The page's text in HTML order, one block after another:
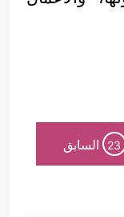
23 السابق